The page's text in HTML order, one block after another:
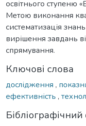
освітнього ступеню
Метою виконання
систематизація
вирішення завдань
спрямування.
Ключові слова
дослідження ,
ефективність ,